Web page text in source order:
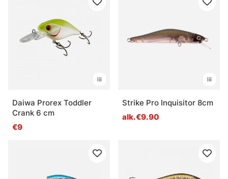
Daiwa Prorex Toddler
Crank 6 cm
€9
Strike Pro Inquisitor 8cm
alk.€9.90